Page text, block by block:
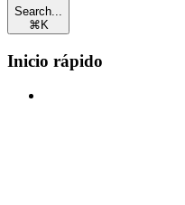
Search...
⌘ K
Inicio rápido